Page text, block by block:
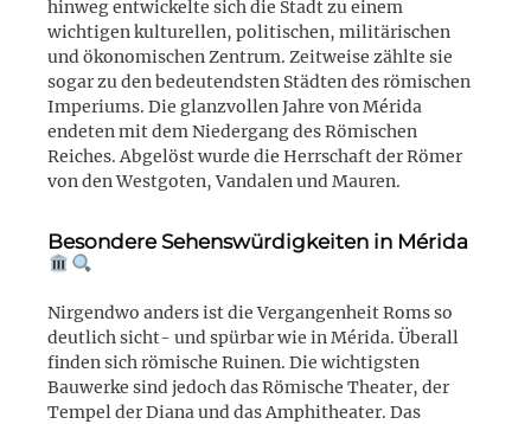
hinweg entwickelte sich die Stadt zu einem
wichtigen kulturellen, politischen, militärischen
und ökonomischen Zentrum. Zeitweise zählte sie
sogar zu den bedeutendsten Städten des römischen
Imperiums. Die glanzvollen Jahre von Mérida
endeten mit dem Niedergang des Römischen
Reiches. Abgelöst wurde die Herrschaft der Römer
von den Westgoten, Vandalen und Mauren.
Besondere Sehenswürdigkeiten in Mérida
Nirgendwo anders ist die Vergangenheit Roms so
deutlich sicht- und spürbar wie in Mérida. Überall
finden sich römische Ruinen. Die wichtigsten
Bauwerke sind jedoch das Römische Theater, der
Tempel der Diana und das Amphitheater. Das